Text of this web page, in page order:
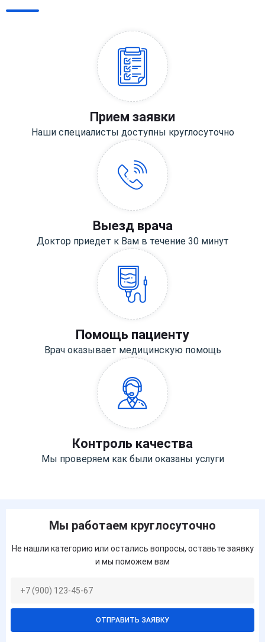
Прием заявки
Наши специалисты доступны круглосуточно
Выезд врача
Доктор приедет к Вам в течение 30 минут
Помощь пациенту
Врач оказывает медицинскую помощь
Контроль качества
Мы проверяем как были оказаны услуги
Мы работаем круглосуточно
Не нашли категорию или остались вопросы, оставьте заявку
и мы поможем вам
ОТПРАВИТЬ ЗАЯВКУ